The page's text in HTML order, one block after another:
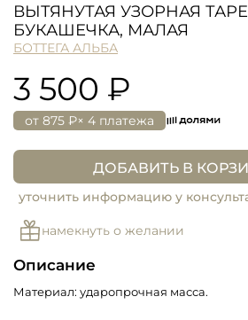
ВЫТЯНУТАЯ УЗОРНАЯ
БУКАШЕЧКА, МАЛАЯ
БОТТЕГА АЛЬБА
3 500 ₽
от 875 ₽× 4 платежа
ДОБАВИТЬ В
уточнить информацию у
намекнуть о желании
Описание
Материал: ударопрочная масса.